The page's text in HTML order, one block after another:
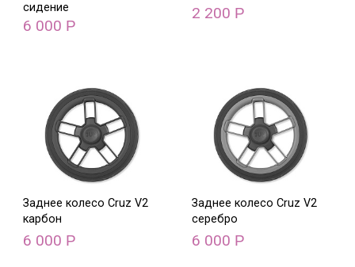
сидение
6 000 Р
2 200 Р
Заднее колесо Cruz V2
карбон
6 000 Р
Заднее колесо Cruz V2
серебро
6 000 Р